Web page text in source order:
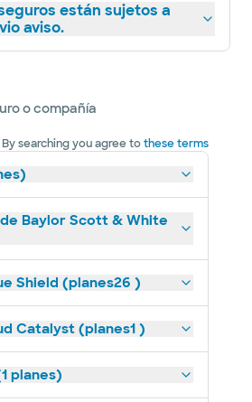
están sujetos a
aviso.
o compañía
By searching you agree tothese terms
Baylor Scott & White
Shield (planes26 )
Catalyst (planes1 )
planes)